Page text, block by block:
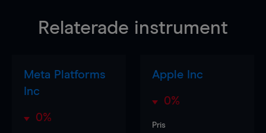
Relaterade instrument
Meta Platforms
Inc
0%
Apple Inc
0%
Pris